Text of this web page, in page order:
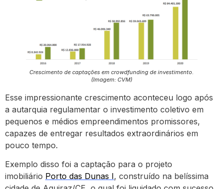
Crescimento de captações em crowdfunding de investimento.
(Imagem: CVM)
Esse impressionante crescimento aconteceu logo após
a autarquia regulamentar o investimento coletivo em
pequenos e médios empreendimentos promissores,
capazes de entregar resultados extraordinários em
pouco tempo.
Exemplo disso foi a captação para o projeto
imobiliário Porto das Dunas I, construído na belíssima